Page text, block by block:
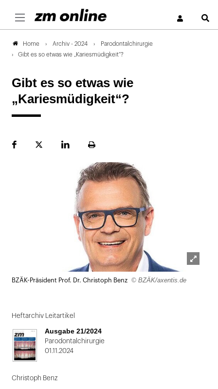
Home Archiv - 2024
Parodontalchirurgie
Gibt es so etwas wie „Kariesmüdigkeit“?
Gibt es so etwas wie
„Kariesmüdigkeit“?
FacebookPlattformLinekdInSeite
öffnen
BZÄK-Präsident Prof. Dr. Christoph Benz © BZÄK/axentis.de
Heftarchiv Leitartikel
Ausgabe 21/2024
Parodontalchirurgie
01.11.2024
Christoph Benz